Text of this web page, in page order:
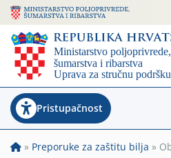
Pristupačnost
» Preporuke za zaštitu bilja »